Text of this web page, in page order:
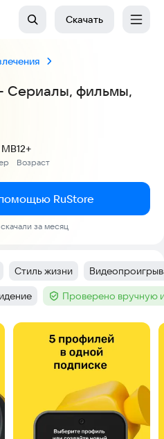
Скачать
Сериалы, фильмы,
Возраст
12+
RuStore
скачали за месяц
Тег:
Стиль жизни Тег:
Тег :Проверено вручную